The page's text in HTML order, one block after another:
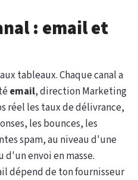
: email et
tableaux. Chaque canal a
email, direction Marketing
réel les taux de délivrance,
les bounces, les
spam, au niveau d'une
envoi en masse.
dépend de ton fournisseur